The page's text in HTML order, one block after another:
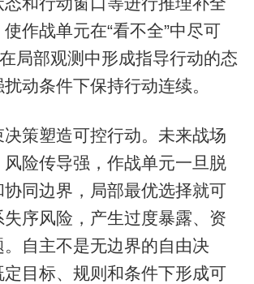
作战单元在“看不全”中尽可
局部观测中形成指导行动的态
动条件下保持行动连续。
塑造可控行动。未来战场
险传导强，作战单元一旦脱
同边界，局部最优选择就可
序风险，产生过度暴露、资
自主不是无边界的自由决
目标、规则和条件下形成可